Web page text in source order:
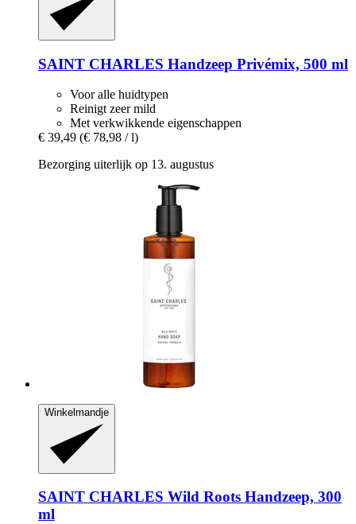
SAINT CHARLES Handzeep Privémix, 500 ml
Voor alle huidtypen
Reinigt zeer mild
Met verkwikkende eigenschappen
€ 39,49 (€ 78,98 / l)
Bezorging uiterlijk op 13. augustus
Winkelmandje
SAINT CHARLES Wild Roots Handzeep, 300
ml